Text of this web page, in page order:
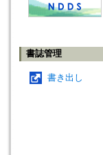
書誌管理
書き出し